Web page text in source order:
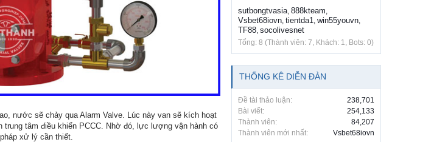
nước sẽ chảy qua Alarm Valve. Lúc này van sẽ kích hoạt
tâm điều khiển PCCC. Nhờ đó, lực lượng vận hành có
xử lý cần thiết.
sutbongtvasia, 888kteam,
Vsbet68iovn, tientda1, win55youvn,
TF88, socolivesnet
Tổng: 8 (Thành viên: 7, Khách: 1, Bots: 0)
THỐNG KÊ DIỄN ĐÀN
Đề tài thảo luận:
238,701
Bài viết:
254,133
Thành viên:
84,207
Thành viên mới nhất:
Vsbet68iovn